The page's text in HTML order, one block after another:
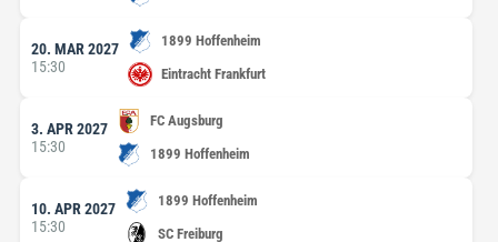
20. MAR 2027
15:30
1899 Hoffenheim
Eintracht Frankfurt
3. APR 2027
15:30
FC Augsburg
1899 Hoffenheim
10. APR 2027
15:30
1899 Hoffenheim
SC Freiburg